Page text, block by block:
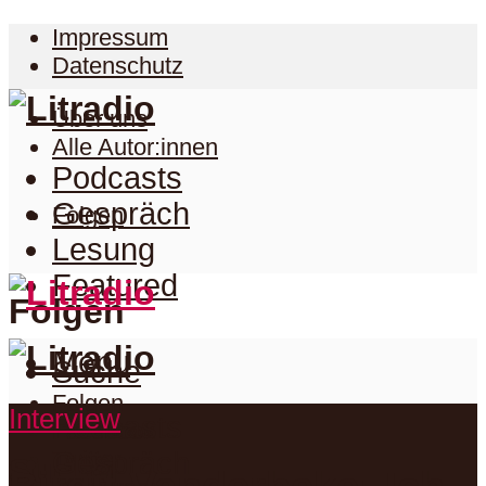
Impressum
Datenschutz
Über uns
Alle Autor:innen
Folgen
Folgen
Folgen
Facebook
Podcasts
Gespräch
Lesung
Featured
Menu
Suche
Podcasts
Interview